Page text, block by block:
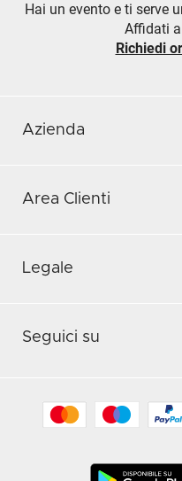
Hai un evento e ti serve
Affidati
Richiedi
Azienda
Area Clienti
Legale
Seguici su